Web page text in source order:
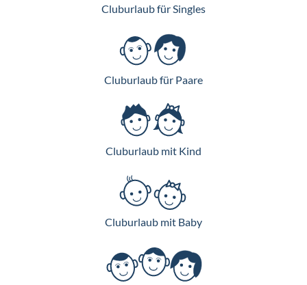
Cluburlaub für Singles
Cluburlaub für Paare
Cluburlaub mit Kind
Cluburlaub mit Baby